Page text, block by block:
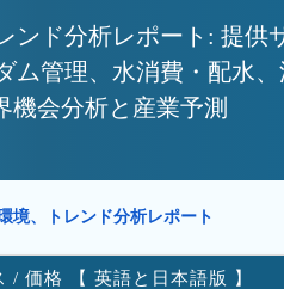
ド分析レポート: 提供
管理、水消費・配水
機会分析と産業予測
境、トレンド分析レポート
/ 価格 【 英語と日本語版 】